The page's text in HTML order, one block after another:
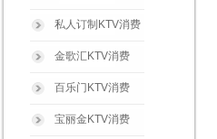
私人订制KTV消费
金歌汇KTV消费
百乐门KTV消费
宝丽金KTV消费